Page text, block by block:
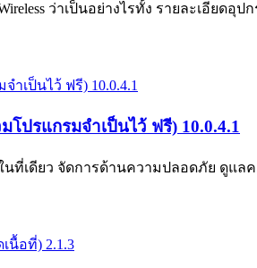
ว่าเป็นอย่างไรทั้ง รายละเอียดอุ
โปรแกรมจำเป็นไว้ ฟรี) 10.0.4.1
ที่เดียว จัดการด้านความปลอดภัย ดูแล